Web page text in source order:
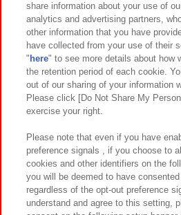
関連会社 サステナビリティ
プライバシーポリシー ウェブアクセ
お取引先さまとともに
カスタマーハラスメント対応方針 よ
share information about your use of
analytics and advertising partners,
other information that you have
have collected from your use of their
" here" to see more details about how
the retention period of each cookie.
out of our sharing of your information
Please click [Do Not Share My
exercise your right.
Please note that even if you have
preference signals , if you choose to
cookies and other identifiers on the
you will be deemed to have
regardless of the opt-out preference
understand and agree to this setting,